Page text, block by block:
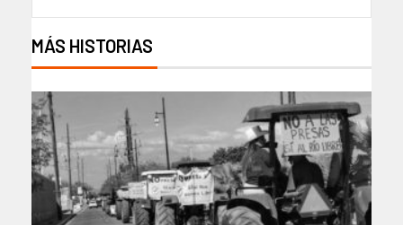
MÁS HISTORIAS